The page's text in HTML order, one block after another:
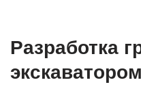
Разработка
экскаватором